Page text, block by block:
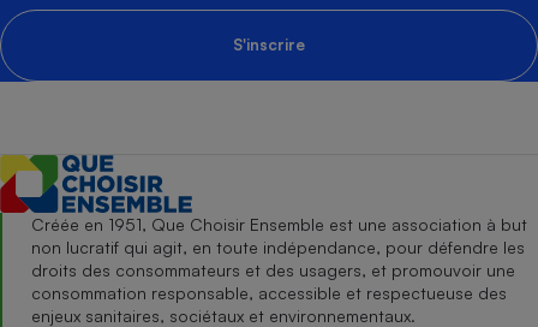
S'inscrire
Créée en 1951, Que Choisir Ensemble est une association à but
non lucratif qui agit, en toute indépendance, pour défendre les
droits des consommateurs et des usagers, et promouvoir une
consommation responsable, accessible et respectueuse des
enjeux sanitaires, sociétaux et environnementaux.